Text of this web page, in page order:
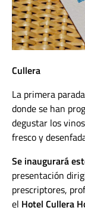
Cullera
La primera
donde se han
degustar los
fresco y
Se inaugurará
presentación
prescriptores,
el Hotel Cullera